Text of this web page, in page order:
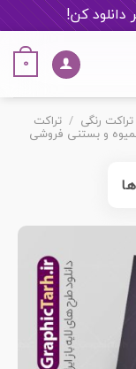
دانلود کن!
0
تراکت رنگی / تراکت
و بستنی فروشی